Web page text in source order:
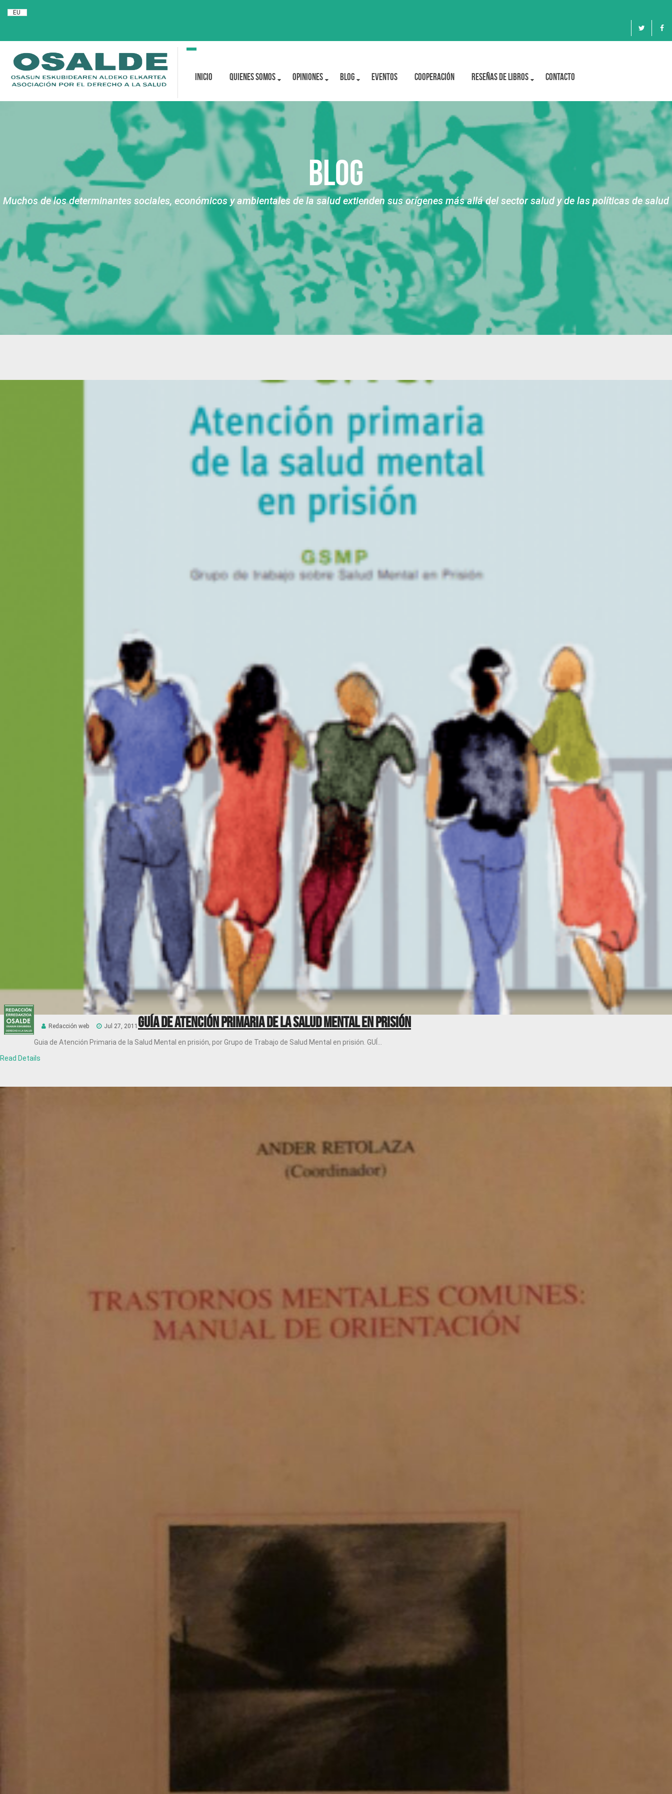
EU
Toggle
Inicio Quienes Somos OPINIONES BLOG Eventos Cooperación Reseñas de libros Contacto
Blog
Muchos de los determinantes sociales, económicos y ambientales de la salud extienden sus orígenes más allá del sector salud y de las políticas de salud
Redacción web Jul 27, 2011 Guía de Atención Primaria de la Salud Mental en prisión
Guia de Atención Primaria de la Salud Mental en prisión, por Grupo de Trabajo de Salud Mental en prisión. GUÍ...
Read Details